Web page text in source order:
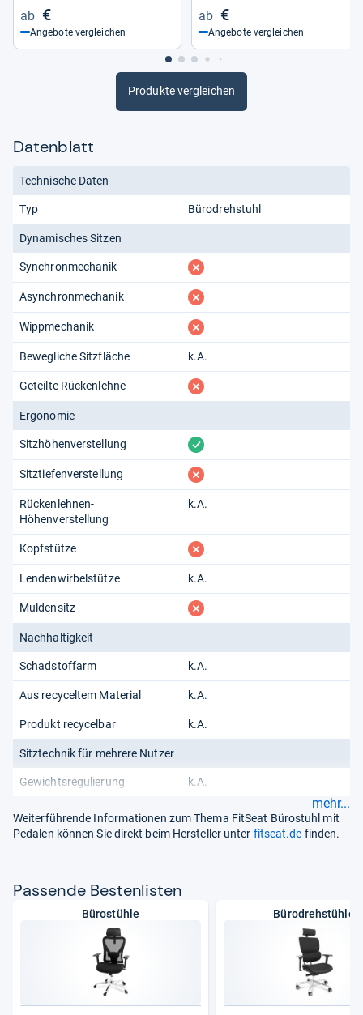
€
Angebote vergleichen
€
Angebote vergleichen
Produkte vergleichen
Datenblatt
Technische Daten
Typ Bürodrehstuhl
Dynamisches Sitzen
Synchronmechanik fehlt
Asynchronmechanik fehlt
Wippmechanik fehlt
Bewegliche Sitzfläche k.A.
Geteilte Rückenlehne fehlt
Ergonomie
Sitzhöhenverstellung vorhanden
Sitztiefenverstellung fehlt
Rückenlehnen-
Höhenverstellung
k.A.
Kopfstütze fehlt
Lendenwirbelstütze k.A.
Muldensitz fehlt
Nachhaltigkeit
Schadstoffarm k.A.
Aus recyceltem Material k.A.
Produkt recycelbar k.A.
Sitztechnik für mehrere Nutzer
Gewichtsregulierung k.A.
mehr...
Weiterführende Informationen zum Thema FitSeat Bürostuhl mit
Pedalen können Sie direkt beim Hersteller unter fitseat.de finden.
Pas­sende Bes­ten­lis­ten
Bürostühle Bürodrehstühle